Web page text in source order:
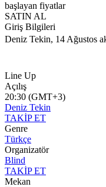
başlayan fiyatlar
SATIN AL
Giriş Bilgileri
Deniz Tekin, 14 Ağustos
Line Up
Açılış
20:30 (GMT+3)
Deniz Tekin
TAKİP ET
Genre
Türkçe
Organizatör
Blind
TAKİP ET
Mekan